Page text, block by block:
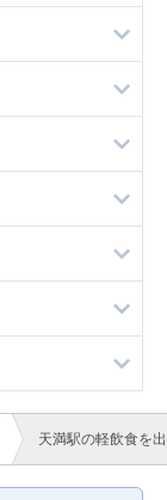
天満駅の軽飲食を